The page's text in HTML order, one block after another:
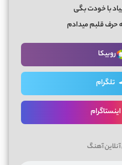
با خودت بگی
حرف قلبم میدادم
روبیکا
تلگرام
اینستاگرام
آهنگ